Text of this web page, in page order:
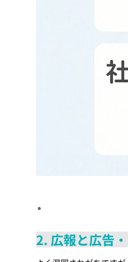
2. 広報と広告